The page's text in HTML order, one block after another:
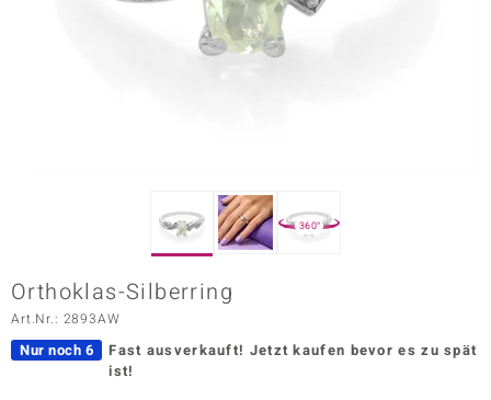
Vogue
360°
Orthoklas-Silberring
Art.Nr.: 2893AW
Nur noch 6 Fast ausverkauft! Jetzt kaufen bevor es zu spät
ist!